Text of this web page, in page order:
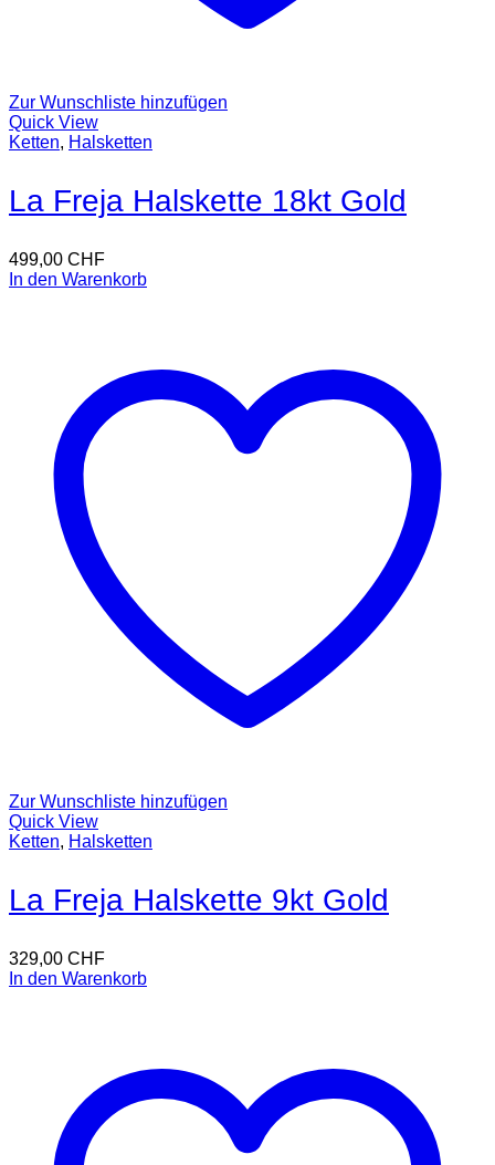
Zur Wunschliste hinzufügen
Quick View
Ketten, Halsketten
La Freja Halskette 18kt Gold
499,00 CHF
In den Warenkorb
Zur Wunschliste hinzufügen
Quick View
Ketten, Halsketten
La Freja Halskette 9kt Gold
329,00 CHF
In den Warenkorb